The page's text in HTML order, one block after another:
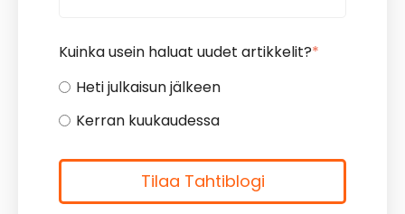
Kuinka usein haluat uudet artikkelit?*
Heti julkaisun jälkeen
Kerran kuukaudessa